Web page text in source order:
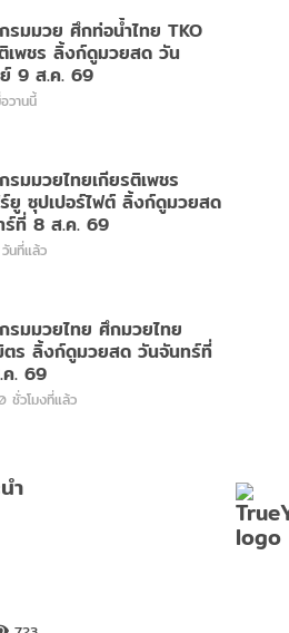
รมมวย ศึกท่อน้ำไทย TKO
เพชร ลิ้งก์ดูมวยสด วัน
9 ส.ค. 69
วานนี้
รมมวยไทยเกียรติเพชร
ยู ซุปเปอร์ไฟต์ ลิ้งก์ดูมวยสด
ร์ที่ 8 ส.ค. 69
นที่แล้ว
รมมวยไทย ศึกมวยไทย
ร ลิ้งก์ดูมวยสด วันจันทร์ที่
. 69
ชั่วโมงที่แล้ว
ำ